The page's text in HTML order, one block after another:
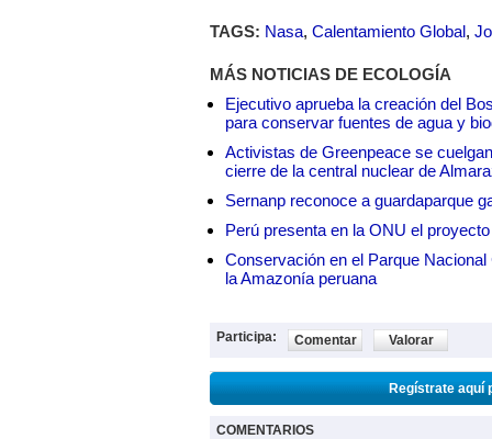
TAGS: Nasa, Calentamiento Global,
MÁS NOTICIAS DE ECOLOGÍA
Ejecutivo aprueba la creación del
para conservar fuentes de agua y
Activistas de Greenpeace se
cierre de la central nuclear de
Sernanp reconoce a guardaparque
Perú presenta en la ONU el
Conservación en el Parque
la Amazonía peruana
Participa: Comentar Valorar
Regístrate aquí
COMENTARIOS